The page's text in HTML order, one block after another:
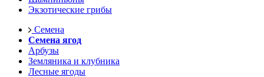
Экзотические грибы
Семена
Семена ягод
Арбузы
Земляника и клубника
Лесные ягоды